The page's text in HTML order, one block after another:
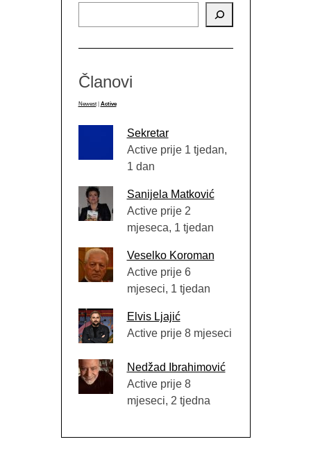
Članovi
Newest Active
Sekretar
Active prije 1 tjedan,
1 dan
Sanijela Matković
Active prije 2
mjeseca, 1 tjedan
Veselko Koroman
Active prije 6
mjeseci, 1 tjedan
Elvis Ljajić
Active prije 8 mjeseci
Nedžad Ibrahimović
Active prije 8
mjeseci, 2 tjedna